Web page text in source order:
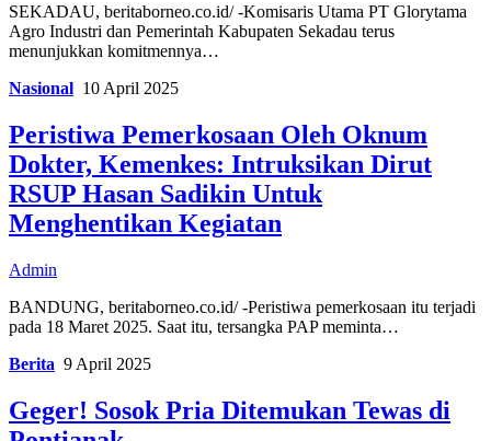
SEKADAU, beritaborneo.co.id/ -Komisaris Utama PT Glorytama
Agro Industri dan Pemerintah Kabupaten Sekadau terus
menunjukkan komitmennya…
Nasional 10 April 2025
Peristiwa Pemerkosaan Oleh Oknum
Dokter, Kemenkes: Intruksikan Dirut
RSUP Hasan Sadikin Untuk
Menghentikan Kegiatan
Admin
BANDUNG, beritaborneo.co.id/ -Peristiwa pemerkosaan itu terjadi
pada 18 Maret 2025. Saat itu, tersangka PAP meminta…
Berita 9 April 2025
Geger! Sosok Pria Ditemukan Tewas di